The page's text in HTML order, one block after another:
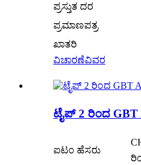
ಪ್ರಸ್ತುತ ದರ
ಪ್ರಮಾಣಪತ್ರ
ಖಾತರಿ
ವಿಚಾರಣೆವಿವರ
ಟೈಪ್ 2 ರಿಂದ GBT
ಐಟಂ ಹೆಸರು